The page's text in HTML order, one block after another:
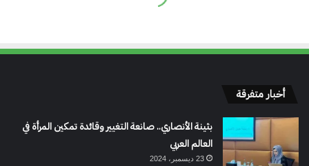
أخبار متفرقة
بثينة الأنصاري.. صانعة التغيير وقائدة تمكين المرأة في
العالم العربي
23 ديسمبر، 2024